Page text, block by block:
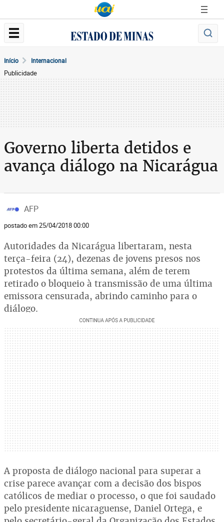
Início Internacional
Publicidade
Governo liberta detidos e
avança diálogo na Nicarágua
AFP
postado em 25/04/2018 00:00
Autoridades da Nicarágua libertaram, nesta
terça-feira (24), dezenas de jovens presos nos
protestos da última semana, além de terem
retirado o bloqueio à transmissão de uma última
emissora censurada, abrindo caminho para o
diálogo.
A proposta de diálogo nacional para superar a
crise parece avançar com a decisão dos bispos
católicos de mediar o processo, o que foi saudado
pelo presidente nicaraguense, Daniel Ortega, e